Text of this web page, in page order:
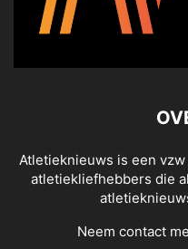
Atletieknieuws is een
atletiekliefhebbers die
Neem contact